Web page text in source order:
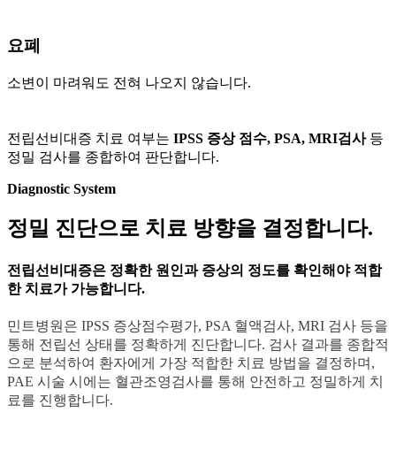
요폐
소변이 마려워도 전혀 나오지 않습니다.
전립선비대증 치료 여부는 IPSS 증상 점수, PSA, MRI검사등
정밀 검사를 종합하여 판단합니다.
Diagnostic System
정밀 진단으로 치료 방향을 결정합니다.
전립선비대증은 정확한 원인과 증상의 정도를 확인해야 적합
한 치료가 가능합니다.
민트병원은 IPSS 증상점수평가, PSA 혈액검사, MRI 검사 등을
통해 전립선 상태를 정확하게 진단합니다. 검사 결과를 종합적
으로 분석하여 환자에게 가장 적합한 치료 방법을 결정하며,
PAE 시술 시에는 혈관조영검사를 통해 안전하고 정밀하게 치
료를 진행합니다.